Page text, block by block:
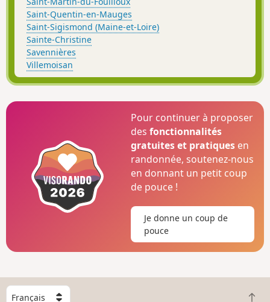
Saint-Quentin-en-Mauges
Saint-Sigismond (Maine-et-Loire)
Sainte-Christine
Savennières
Villemoisan
Pour continuer à proposer
desfonctionnalités
gratuites et pratiques en
randonnée, soutenez-nous
en donnant un petit coup
de pouce !
Je donne un coup de
pouce
C